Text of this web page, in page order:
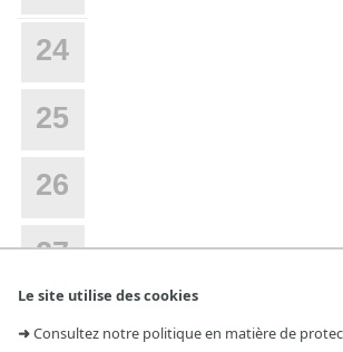
Le site utilise des cookies
➜Consultez notre politique en matière de
24
25
26
27
28